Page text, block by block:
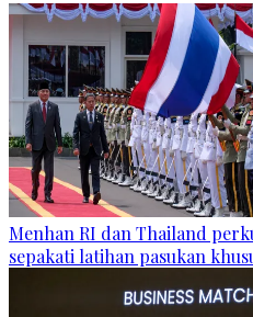
Menhan RI dan Thailand
sepakati latihan pasukan